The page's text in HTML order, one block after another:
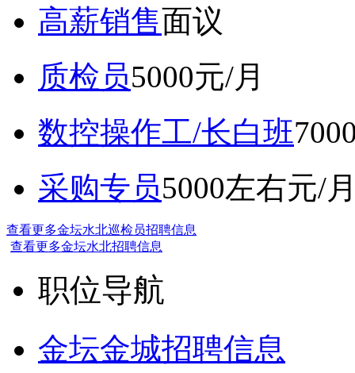
高薪销售面议
质检员5000元/月
数控操作工/长白班
采购专员5000左右元/
查看更多金坛水北巡检员招聘信息
查看更多金坛水北招聘信息
职位导航
金坛金城招聘信息